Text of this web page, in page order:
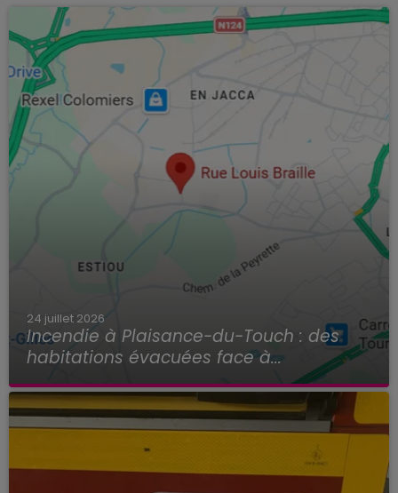
24 juillet 2026
Incendie à Plaisance-du-Touch : des
habitations évacuées face à...